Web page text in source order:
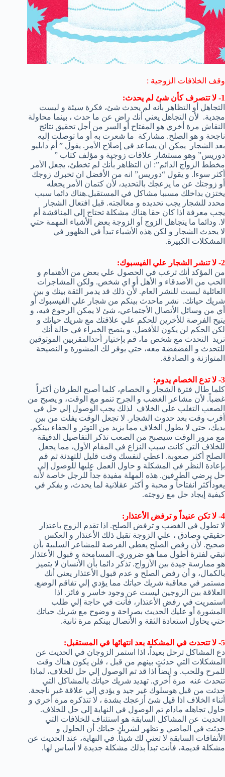
وقف الخلافات الزوجية :
1- لا تتصرف كأن شئ لم يحدث:
التجاهل أو التظاهر بأنه لم يحدث شئ، فكرة سيئة و ليست
مجدية. لأن التجاهل يعني أنك راض عن ما حدث ، بينما محاولة
النقاش مرة أخري هو المفتاح أو السر من أجل تحقيق نتائج
ناجحة و هو الصلح. مشاركة ما شعرت به أو ما توصلت إليه
بعد الشجار يمكن ان يساعد في إصلاح الأمر. يقول ” أم دابليو
دوريس” وهو مستشار علاقات زوجية و مؤلف كتاب ”
مخطط الزواج الدائم”: ان التظاهر بأنك لم تخطئ، يجعل الأمر
أكثر سوءا. و يقول “دوريس” انه من الأفضل ان تخبرك زوجك
أو زوجتك عن ما يزعجك بالتحديد، لأن كتمان الأمر يجعله
يختزن بداخلك مسببا مشاكل في المستقبل.هناك دائما سبب
محدد للشجار يجب تحديده و معالجته. قبل افتعال الشجار
يجب معرفة اذا كان حقا هناك مشكلة تحتاج إلي المناقشة أم
لا. ودائما ما يتجاهل الزوج أو الزوجة بعض الأشياء المهمة حتي
لا يحدث الشجار و لكن هذه الأشياء تبدأ في الظهور في
المشكلات الكبيرة.
2- لا تنشر الشجار علي الفيسبوك:
من المؤكد أنك ترغب في الحصول علي بعض من الأهتمام و
الحب من الأصدقاء و الأهل أو اي شخص. ولكن المشاجرات
العائلية ليست للنشر العام. لأن ذلك قد يدمر الثقة بينك و بين
شريك حياتك. نشر ماحدث بينكم من شجار علي الفيسبوك أو
أي من وسائل الأتصال الأجتماعي، شئ لا يمكن الرجوع فيه، و
يتيح الفرصة للأخرين للحكم علي علاقتك مع شريك حياتك و
لكن الحكم لن يكون للأفضل. و ينصح الخبراء في حالة أنك
تريد التحدث مع شخص ما، قم بإختيار أحدالمقربين الموثوقين
للتحدث و الفضفضة معه، حتي يوفر لك المشورة و النصيحة
المتوازنة و الصادقة.
3- لا تدع الخصام يدوم:
كلما طال فترة الشجار و الخصام، كلما أصبح الطرفان أكثراً
غضباً. لأن مشاعر الغضب و الجرح تنمو مع الوقت، و يصبح من
الصعب التغلب علي الخلاف لذلك يجب الوصول إلي حل في
أقرب وقت بعد حدوث الشجار. لا تجعل الوقت يفلت من بين
يديك، حتي لا يطول الخلاف مما يزيد من التوتر و الجفاء بينكم.
مع مرور الوقت سيصبح من الصعب تذكر التفاصيل الدقيقة
للخلاف التي كانت سبب النزاع في المقام الأول، مما يجعل
الصلح أكثر صعوبة. اعطي لنفسك وقت قليل للتهدئة ثم قم
بإعادة النظر في المشكلة و حاول العمل عليها للوصول إلي
حل يرضي الطرفين. هذه المهلة مفيدة جداً للرجل خاصة لأنه
يعودأكثر انفتاحاً و محبة و أكثر عقلانية لما يحدث، و يفكر في
كيفية إيجاد حل مع زوجته.
4- لا تكن عنيداً و ترفض الأعتذار:
لا تطول في الغضب و ترفض الصلح. اذا تقدم الزوج باعتذار
حقيقي وصادق ، علي الزوجة تقبل ذلك الأعتذار و العكس
صحيح. لأن رفض الصلح يعطي الفرصة للمشاعر السلبية بأن
تبقي لفترة أطول مما هو ضروري. المسامحة و قبول الأعتذار
هو ممارسة جيدة بين الأزواج. تذكر دائما بأن الأنسان لا يتميز
بالكمال، و أن رفض الصلح و عدم قبول الأعتذار يعني أنك
مستمر في معاقبة شريك حياتك مما يؤدي إلي تفاقم الوضع.
العلاقة بين الزوجين ليست عن وجود خاسر و فائز. اذا
استمريت في رفض الأعتذار، فأنت في حاجة إلي طلب
المشورة أو عليك الحديث بصراحة و وضوح مع شريك حياتك
حتي يحاول استعادة الثقة و الأتصال بينكم مرة ثانية.
5- لا تتحدث في المشكلة بعد انتهائها في المستقبل:
دع المشاكل ترحل بعيداً، اذا استمر الزوجان في الحديث عن
المشكلات التي حدثت بينهم من قبل ، فلن يكون هناك وقت
للمرح وللحب. و ايضاً اذا قد تم الوصول إلي حل للخلاف، لماذا
تتحدث عنه مرة أخري. تهديد شريك حياتك بالمشاكل التي
حدثت من قبل هوسلوك غير جيد و يؤدي إلي علاقة غير ناجحة.
أثناء الخلاف اذا قيل شئ أزعجك بشدة ، لا تتذكره مرة أخري و
حاول تجاهله مادام تم الوصول في النهاية إلي حل للخلاف.
الحديث عن المشاكل السابقة هو استئناف للخلافات التي
حدثت في الماضي و تظهر لشريك حياتك أن الحلول و
الأتفاقات السابقة لا تعني لك شيئاً. في النهاية، عند الحديث عن
مشكلة قديمة، فأنت تبدأ بذلك مشكلة جديدة لا أساس لها.